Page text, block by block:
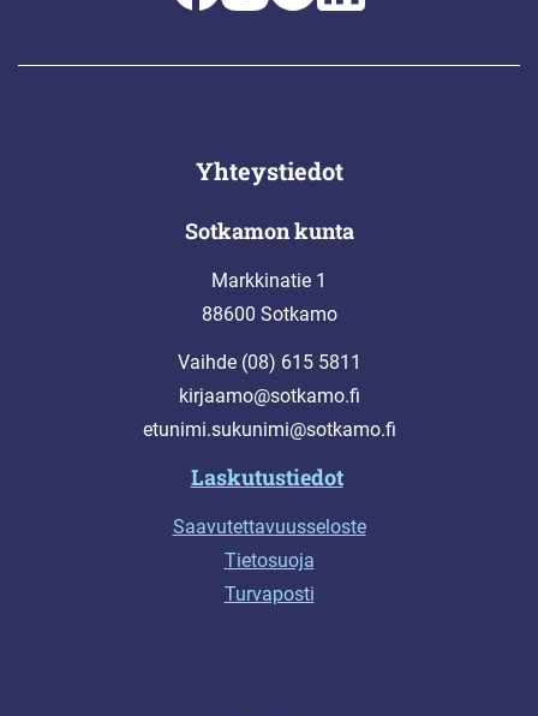
Yhteystiedot
Sotkamon kunta
Markkinatie 1
88600 Sotkamo
Vaihde (08) 615 5811
kirjaamo@sotkamo.fi
etunimi.sukunimi@sotkamo.fi
Laskutustiedot
Saavutettavuusseloste
Tietosuoja
Turvaposti